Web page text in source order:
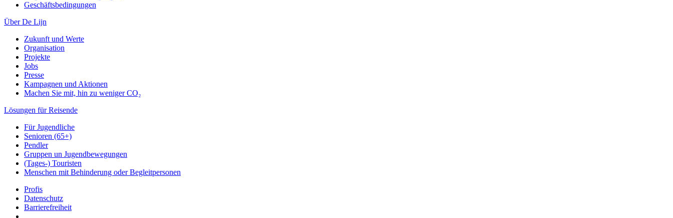
Geschäftsbedingungen
Über De Lijn
Zukunft und Werte
Organisation
Projekte
Jobs
Presse
Kampagnen und Aktionen
Machen Sie mit, hin zu weniger CO₂
Lösungen für Reisende
Für Jugendliche
Senioren (65+)
Pendler
Gruppen un Jugendbewegungen
(Tages-) Touristen
Menschen mit Behinderung oder Begleitpersonen
Profis
Datenschutz
Barrierefreiheit